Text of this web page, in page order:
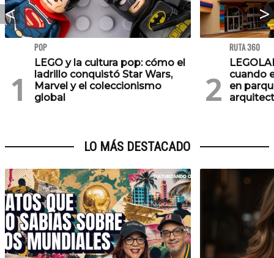
POP
LEGO y la cultura pop: cómo el
ladrillo conquistó Star Wars,
Marvel y el coleccionismo
global
RUTA 360
cuando
en
LO MÁS DESTACADO